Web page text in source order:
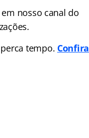
nosso canal do
tempo. Confira